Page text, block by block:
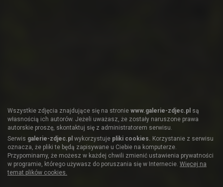
Wszystkie zdjęcia znajdujące się na stronie www.galerie-zdjec.pl są
własnością ich autorów. Jeżeli uważasz, że zostały naruszone prawa
autorskie proszę, skontaktuj się z administratorem serwisu.
Serwis galerie-zdjec.pl wykorzystuje pliki cookies. Korzystanie z serwisu
oznacza, że pliki te będą zapisywane u Ciebie na komputerze.
Przypominamy, że możesz w każdej chwili zmienić ustawienia prywatności
w programie, którego używasz do poruszania się w Internecie. Więcej na
temat plików cookies.